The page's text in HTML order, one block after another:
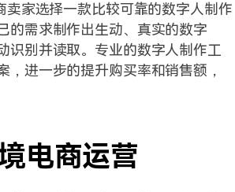
家选择一款比较可靠的数字人制作
的需求制作出生动、真实的数字
识别并读取。专业的数字人制作工
进一步的提升购买率和销售额，
电商运营